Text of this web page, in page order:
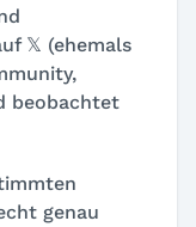
𝕏 (ehemals
beobachtet
genau